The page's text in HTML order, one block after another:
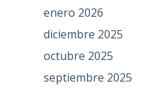
enero 2026
diciembre 2025
octubre 2025
septiembre 2025